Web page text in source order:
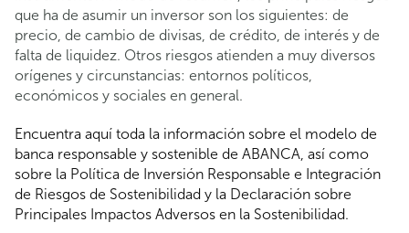
que ha de asumir un inversor son los siguientes: de
precio, de cambio de divisas, de crédito, de interés y de
falta de liquidez. Otros riesgos atienden a muy diversos
orígenes y circunstancias: entornos políticos,
económicos y sociales en general.
Encuentra aquí toda la información sobre el modelo de
banca responsable y sostenible de ABANCA, así como
sobre la Política de Inversión Responsable e Integración
de Riesgos de Sostenibilidad y la Declaración sobre
Principales Impactos Adversos en la Sostenibilidad.